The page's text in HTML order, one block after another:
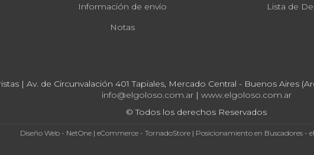
Información de envío
Notas
Lista de
| Av. de Circunvalación 401 Tapiales, Mercado Central - Buenos Aires
info@elgoloso.com.ar| www.elgoloso.com.ar
© Todos los derechos Reservados
Diseño Web - NetOne| eCommerce - TornadoStore| Posicionamiento en Buscadores -